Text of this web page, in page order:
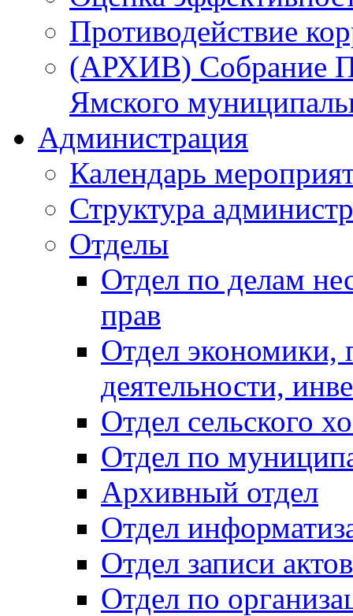
Противодействие
(АРХИВ) Собрание
Ямского
Администрация
Календарь
Структура
Отделы
Отдел по делам
прав
Отдел экономики,
деятельности,
Отдел сельского
Отдел по
Архивный отдел
Отдел
Отдел записи
Отдел по